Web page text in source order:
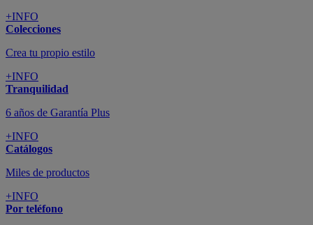
+INFO
Colecciones
Crea tu propio estilo
+INFO
Tranquilidad
6 años de Garantía Plus
+INFO
Catálogos
Miles de productos
+INFO
Por teléfono